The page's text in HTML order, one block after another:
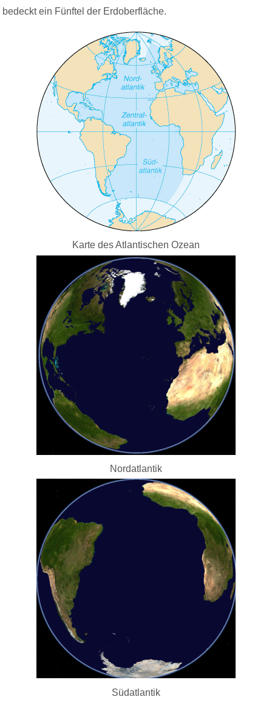
bedeckt ein Fünftel der Erdoberfläche.
Karte des Atlantischen Ozean
Nordatlantik
Südatlantik